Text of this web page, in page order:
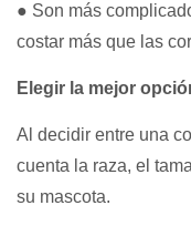
● Son más
costar más que las
Elegir la mejor
Al decidir entre una
cuenta la raza, el
su mascota.